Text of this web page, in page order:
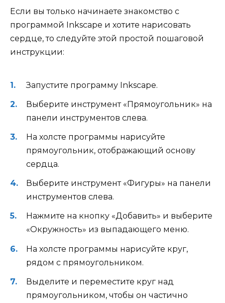
Если вы только начинаете знакомство с
программой Inkscape и хотите нарисовать
сердце, то следуйте этой простой пошаговой
инструкции:
Запустите программу Inkscape.
Выберите инструмент «Прямоугольник» на
панели инструментов слева.
На холсте программы нарисуйте
прямоугольник, отображающий основу
сердца.
Выберите инструмент «Фигуры» на панели
инструментов слева.
Нажмите на кнопку «Добавить» и выберите
«Окружность» из выпадающего меню.
На холсте программы нарисуйте круг,
рядом с прямоугольником.
Выделите и переместите круг над
прямоугольником, чтобы он частично